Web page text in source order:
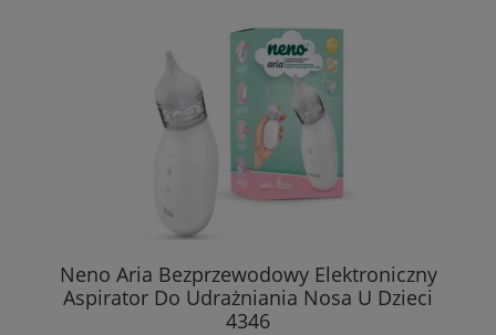
Neno Aria Bezprzewodowy Elektroniczny
Aspirator Do Udrażniania Nosa U Dzieci
4346